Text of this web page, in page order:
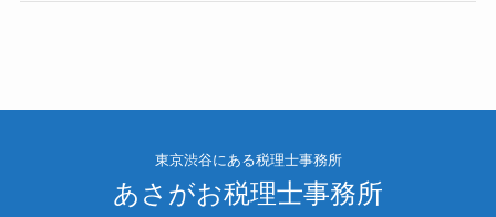
東京渋谷にある税理士事務所
あさがお税理士事務所